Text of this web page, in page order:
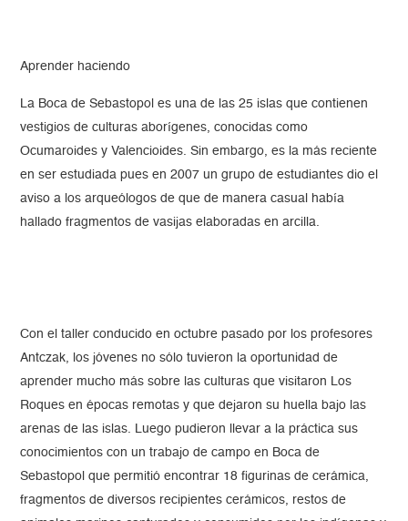
Aprender haciendo
La Boca de Sebastopol es una de las 25 islas que contienen
vestigios de culturas aborígenes, conocidas como
Ocumaroides y Valencioides. Sin embargo, es la más reciente
en ser estudiada pues en 2007 un grupo de estudiantes dio el
aviso a los arqueólogos de que de manera casual había
hallado fragmentos de vasijas elaboradas en arcilla.
Con el taller conducido en octubre pasado por los profesores
Antczak, los jóvenes no sólo tuvieron la oportunidad de
aprender mucho más sobre las culturas que visitaron Los
Roques en épocas remotas y que dejaron su huella bajo las
arenas de las islas. Luego pudieron llevar a la práctica sus
conocimientos con un trabajo de campo en Boca de
Sebastopol que permitió encontrar 18 figurinas de cerámica,
fragmentos de diversos recipientes cerámicos, restos de